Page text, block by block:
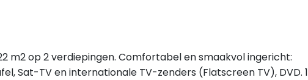
m2 op 2 verdiepingen. Comfortabel en smaakvol ingericht:
Sat-TV en internationale TV-zenders (Flatscreen TV), DVD. 1